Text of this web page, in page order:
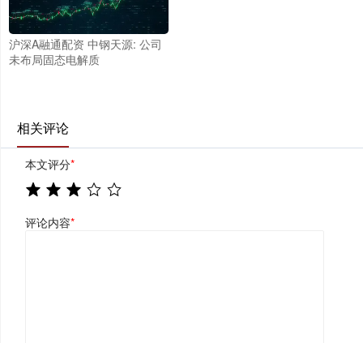
沪深A融通配资 中钢天源: 公司
未布局固态电解质
相关评论
本文评分*
评论内容*